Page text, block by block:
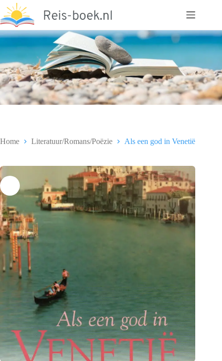
naar
de
inhoud
Home Literatuur/Romans/Poëzie Als een god in Venetië